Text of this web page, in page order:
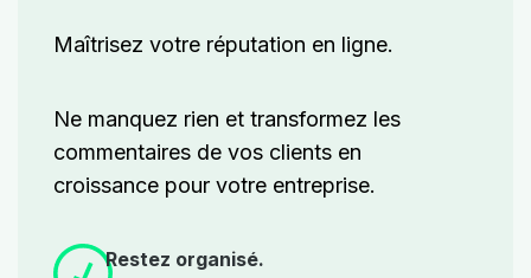
Maîtrisez votre réputation en ligne.
Ne manquez rien et transformez les
commentaires de vos clients en
croissance pour votre entreprise.
Restez organisé.